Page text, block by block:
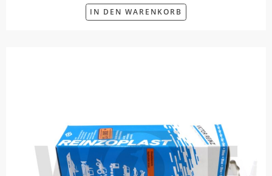
IN DEN WARENKORB